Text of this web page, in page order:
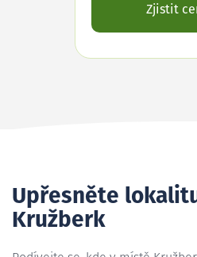
Zjistit
Upřesněte
Kružberk